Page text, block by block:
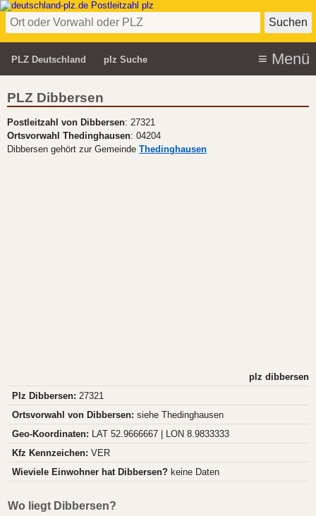
PLZ Deutschland plz Suche
PLZ Dibbersen
Postleitzahl von Dibbersen: 27321
Ortsvorwahl Thedinghausen: 04204
Dibbersen gehört zur Gemeinde Thedinghausen
plz dibbersen
Plz Dibbersen: 27321
Ortsvorwahl von Dibbersen: siehe Thedinghausen
Geo-Koordinaten: LAT 52.9666667 | LON 8.9833333
Kfz Kennzeichen: VER
Wieviele Einwohner hat Dibbersen? keine Daten
Wo liegt Dibbersen?